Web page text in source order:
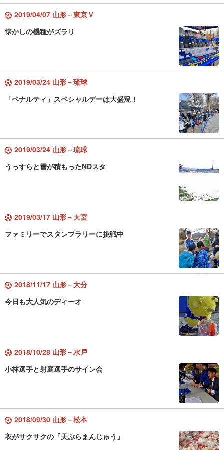
2019/04/07 山形－東京Ｖ
懐かしの機種がズラリ
2019/03/24 山形－琉球
「ペナルティ」スペシャルデーは大盛況！
2019/03/24 山形－琉球
うっすらと雪が積もったNDスタ
2019/03/17 山形－大宮
ファミリーでスタンプラリーに挑戦中
2018/11/17 山形－大分
今日も大人気のディーオ
2018/10/28 山形－水戸
小林選手と射庭選手のサイン会
2018/09/30 山形－松本
衣がサクサクの「天ぷらまんじゅう」